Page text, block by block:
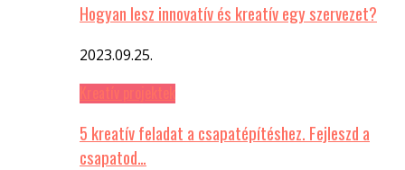
Hogyan lesz innovatív és kreatív egy szervezet?
2023.09.25.
5 kreatív feladat a csapatépítéshez. Fejleszd a
csapatod…